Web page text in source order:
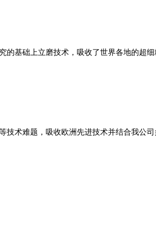
基础上立磨技术，吸收了世界各地的超
术难题，吸收欧洲先进技术并结合我公